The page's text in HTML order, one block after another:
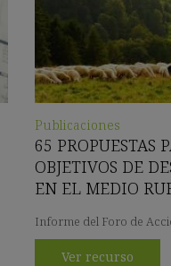
Publicaciones
65 PROPUESTAS
OBJETIVOS DE
EN EL MEDIO
Informe del Foro de
Ver recurso